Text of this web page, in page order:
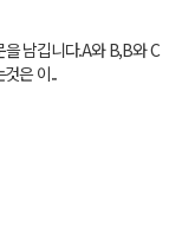
남깁니다.A와 B,B와 C
은 이..